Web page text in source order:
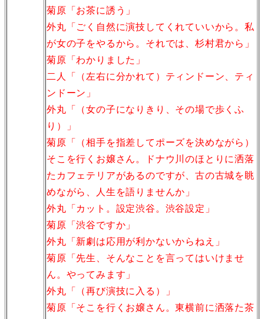
菊原「お茶に誘う」
外丸「ごく自然に演技してくれていいから。私
が女の子をやるから。それでは、杉村君から」
菊原「わかりました」
二人「（左右に分かれて）ティンドーン、ティ
ンドーン」
外丸「（女の子になりきり、その場で歩くふ
り）」
菊原「（相手を指差してポーズを決めながら）
そこを行くお嬢さん。ドナウ川のほとりに洒落
たカフェテリアがあるのですが、古の古城を眺
めながら、人生を語りませんか」
外丸「カット。設定渋谷。渋谷設定」
菊原「渋谷ですか」
外丸「新劇は応用が利かないからねえ」
菊原「先生、そんなことを言ってはいけませ
ん。やってみます」
外丸「（再び演技に入る）」
菊原「そこを行くお嬢さん。東横前に洒落た茶